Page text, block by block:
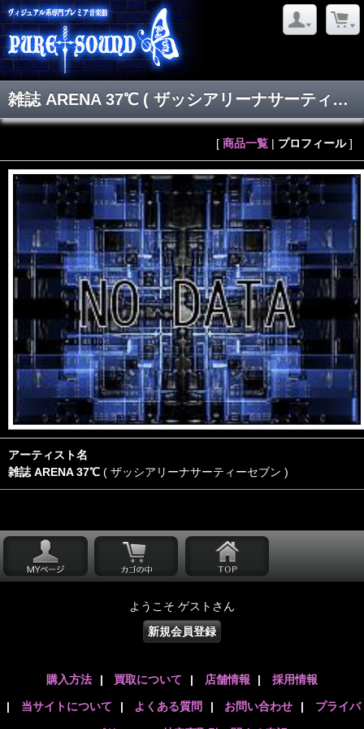
雑誌 ARENA 37℃( ザッシアリーナサーティーセブン )
[ 商品一覧 | プロフィール]
アーティスト名
雑誌 ARENA 37℃ ( ザッシアリーナサーティーセブン )
ようこそ ゲストさん
新規会員登録
購入方法 | 買取について | 店舗情報 | 採用情報
| 当サイトについて | よくある質問 | お問い合わせ | プライバ